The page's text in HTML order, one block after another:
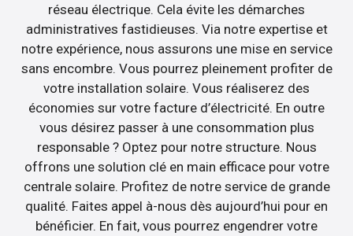
réseau électrique. Cela évite les démarches
administratives fastidieuses. Via notre expertise et
notre expérience, nous assurons une mise en service
sans encombre. Vous pourrez pleinement profiter de
votre installation solaire. Vous réaliserez des
économies sur votre facture d’électricité. En outre
vous désirez passer à une consommation plus
responsable ? Optez pour notre structure. Nous
offrons une solution clé en main efficace pour votre
centrale solaire. Profitez de notre service de grande
qualité. Faites appel à-nous dès aujourd’hui pour en
bénéficier. En fait, vous pourrez engendrer votre